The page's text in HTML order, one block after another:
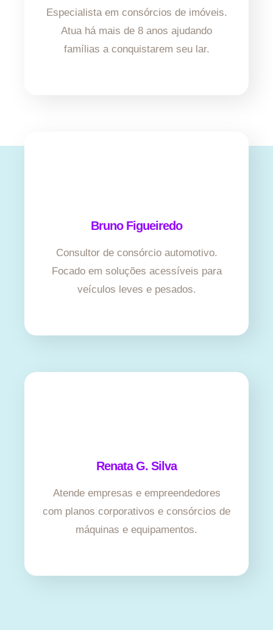
Especialista em consórcios de imóveis.
Atua há mais de 8 anos ajudando
famílias a conquistarem seu lar.
Bruno Figueiredo
Consultor de consórcio automotivo.
Focado em soluções acessíveis para
veículos leves e pesados.
Renata G. Silva
Atende empresas e empreendedores
com planos corporativos e consórcios de
máquinas e equipamentos.